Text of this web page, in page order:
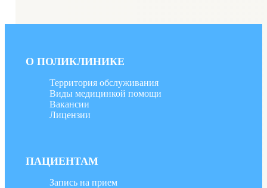
О ПОЛИКЛИНИКЕ
Территория обслуживания
Виды медицинкой помощи
Вакансии
Лицензии
ПАЦИЕНТАМ
Запись на прием